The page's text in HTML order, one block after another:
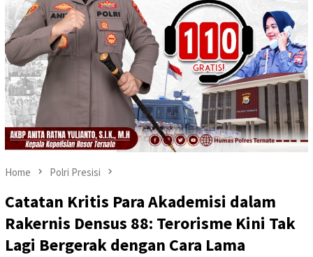
Home Polri Presisi
Catatan Kritis Para Akademisi dalam
Rakernis Densus 88: Terorisme Kini Tak
Lagi Bergerak dengan Cara Lama